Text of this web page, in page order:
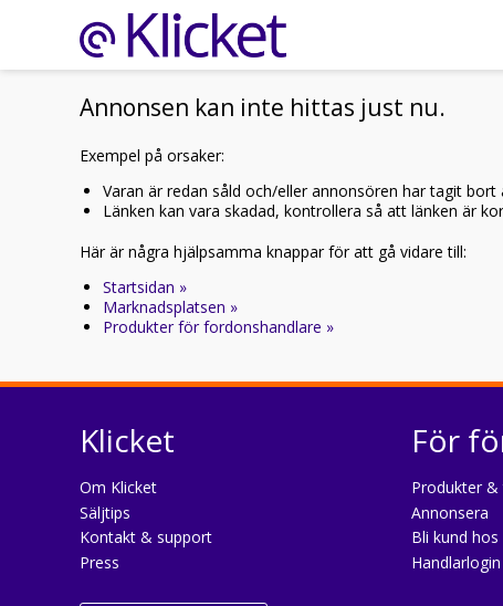
Annonsen kan inte hittas just nu.
Exempel på orsaker:
Varan är redan såld och/eller annonsören har tagit bort
Länken kan vara skadad, kontrollera så att länken är
Här är några hjälpsamma knappar för att gå vidare till:
Startsidan »
Marknadsplatsen »
Produkter för fordonshandlare »
Klicket
Om Klicket
Säljtips
Kontakt & support
Press
För
Produkter
Annonsera
Bli kund hos
Handlarlogin